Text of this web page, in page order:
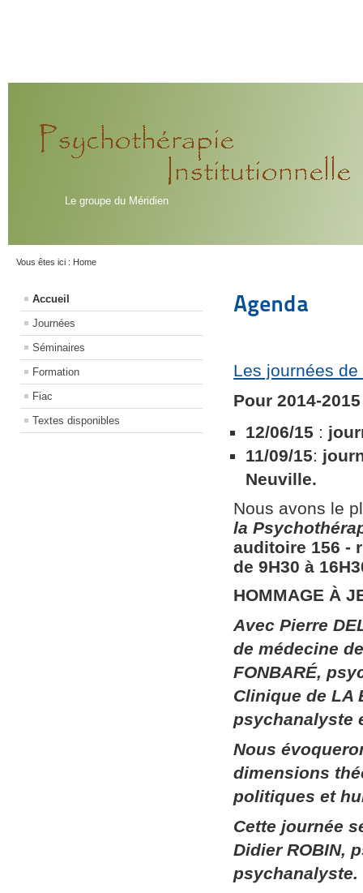
Le groupe du Méridien
Vous êtes ici : Home
Accueil
Journées
Séminaires
Formation
Fiac
Textes disponibles
Agenda
Les journées
Pour 2014-
12/06/15 :
11/09/15:
Neuville.
Nous avons le
la
auditoire 156​ ​-
de 9H30 à
HOMMAGE À
Avec Pierre
de médecine
FONBARÉ,
Clinique de LA
psychanalyste
Nous
dimensions
politiques et
Cette journée
Didier ROBIN,
psychanalyste.